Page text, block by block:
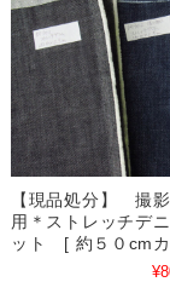
【現品処分】 撮
用＊ストレッチデ
ット [ 約５０cm